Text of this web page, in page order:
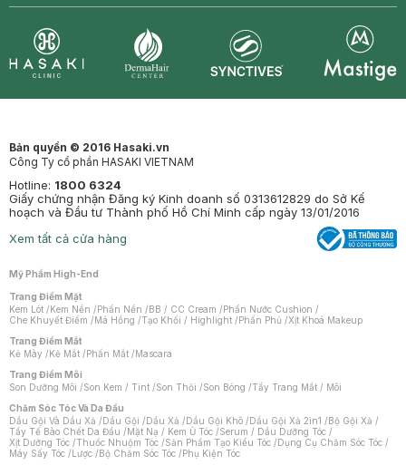
Bản quyền © 2016 Hasaki.vn
Công Ty cổ phần HASAKI VIETNAM
Hotline: 1800 6324
Giấy chứng nhận Đăng ký Kinh doanh số 0313612829 do Sở Kế
hoạch và Đầu tư Thành phố Hồ Chí Minh cấp ngày 13/01/2016
Xem tất cả cửa hàng
Mỹ Phẩm High-End
Trang Điểm Mặt
Kem Lót /Kem Nền /Phấn Nền /BB / CC Cream /Phấn Nước Cushion /
Che Khuyết Điểm /Má Hồng /Tạo Khối / Highlight /Phấn Phủ /Xịt Khoá Makeup
Trang Điểm Mắt
Kẻ Mày /Kẻ Mắt /Phấn Mắt /Mascara
Trang Điểm Môi
Son Dưỡng Môi /Son Kem / Tint /Son Thỏi /Son Bóng /Tẩy Trang Mắt / Môi
Chăm Sóc Tóc Và Da Đầu
Dầu Gội Và Dầu Xả /Dầu Gội /Dầu Xả /Dầu Gội Khô /Dầu Gội Xả 2in1 /Bộ Gội Xả /
Tẩy Tế Bào Chết Da Đầu /Mặt Nạ / Kem Ủ Tóc /Serum / Dầu Dưỡng Tóc /
Xịt Dưỡng Tóc /Thuốc Nhuộm Tóc /Sản Phẩm Tạo Kiểu Tóc /Dụng Cụ Chăm Sóc Tóc /
Máy Sấy Tóc /Lược /Bộ Chăm Sóc Tóc /Phụ Kiện Tóc